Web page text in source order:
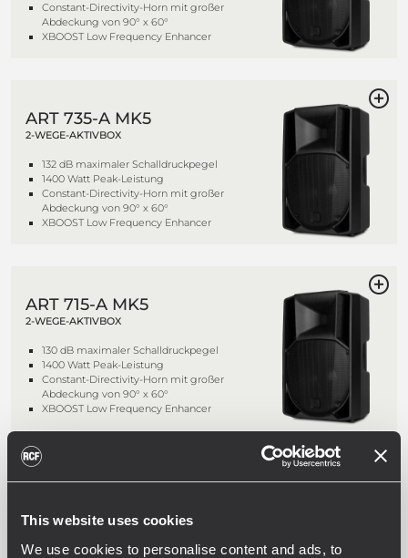
This website uses cookies
We use cookies to personalise content and ads, to
Constant-Directivity-Horn mit großer
Abdeckung von 90° x 60°
XBOOST Low Frequency Enhancer
ART 735-A MK5
2-WEGE-AKTIVBOX
132 dB maximaler Schalldruckpegel
1400 Watt Peak-Leistung
Constant-Directivity-Horn mit großer
Abdeckung von 90° x 60°
XBOOST Low Frequency Enhancer
ART 715-A MK5
2-WEGE-AKTIVBOX
130 dB maximaler Schalldruckpegel
1400 Watt Peak-Leistung
Constant-Directivity-Horn mit großer
Abdeckung von 90° x 60°
XBOOST Low Frequency Enhancer
1400 Watt Peak-Leistung